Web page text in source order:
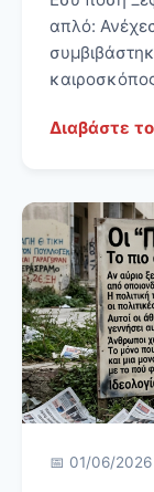
απλό:
Διαβάστε
📅 01/06/2026